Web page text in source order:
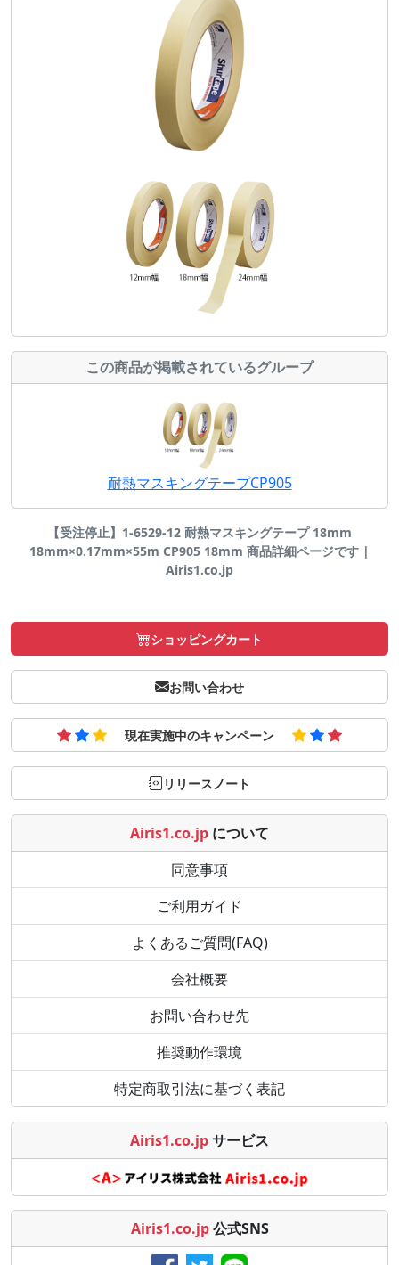
この商品が掲載されているグループ
耐熱マスキングテープCP905
【受注停止】1-6529-12 耐熱マスキングテープ 18mm
18mm×0.17mm×55m CP905 18mm 商品詳細ページです |
Airis1.co.jp
ショッピングカート
お問い合わせ
現在実施中のキャンペーン
リリースノート
Airis1.co.jp について
同意事項
ご利用ガイド
よくあるご質問(FAQ)
会社概要
お問い合わせ先
推奨動作環境
特定商取引法に基づく表記
Airis1.co.jpサービス
Airis1.co.jp 公式SNS